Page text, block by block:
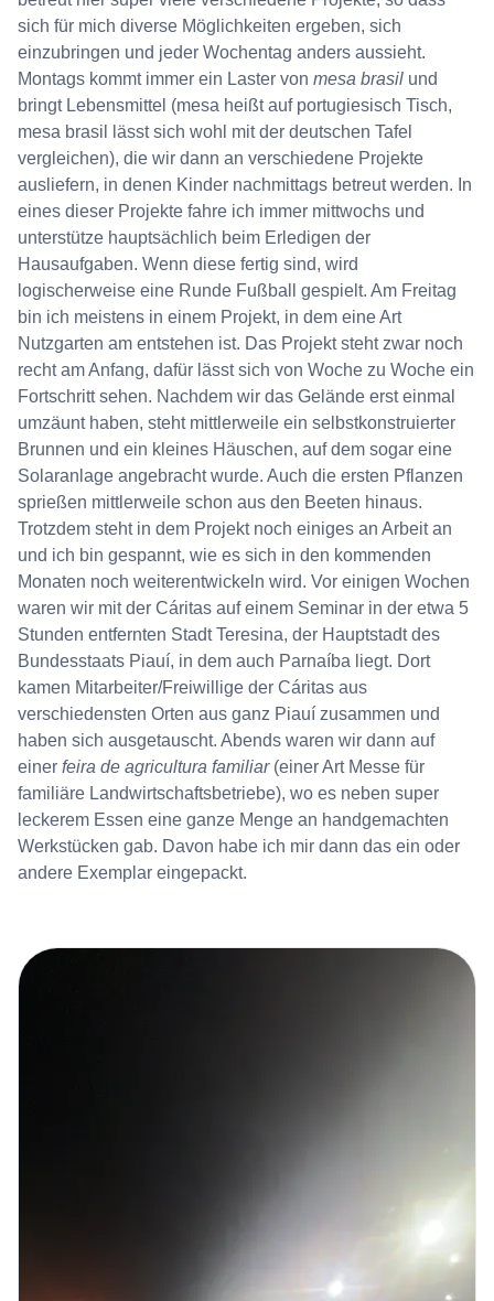
sich für mich diverse Möglichkeiten ergeben, sich
einzubringen und jeder Wochentag anders aussieht.
Montags kommt immer ein Laster von mesa brasil und
bringt Lebensmittel (mesa heißt auf portugiesisch Tisch,
mesa brasil lässt sich wohl mit der deutschen Tafel
vergleichen), die wir dann an verschiedene Projekte
ausliefern, in denen Kinder nachmittags betreut werden. In
eines dieser Projekte fahre ich immer mittwochs und
unterstütze hauptsächlich beim Erledigen der
Hausaufgaben. Wenn diese fertig sind, wird
logischerweise eine Runde Fußball gespielt. Am Freitag
bin ich meistens in einem Projekt, in dem eine Art
Nutzgarten am entstehen ist. Das Projekt steht zwar noch
recht am Anfang, dafür lässt sich von Woche zu Woche ein
Fortschritt sehen. Nachdem wir das Gelände erst einmal
umzäunt haben, steht mittlerweile ein selbstkonstruierter
Brunnen und ein kleines Häuschen, auf dem sogar eine
Solaranlage angebracht wurde. Auch die ersten Pflanzen
sprießen mittlerweile schon aus den Beeten hinaus.
Trotzdem steht in dem Projekt noch einiges an Arbeit an
und ich bin gespannt, wie es sich in den kommenden
Monaten noch weiterentwickeln wird. Vor einigen Wochen
waren wir mit der Cáritas auf einem Seminar in der etwa 5
Stunden entfernten Stadt Teresina, der Hauptstadt des
Bundesstaats Piauí, in dem auch Parnaíba liegt. Dort
kamen Mitarbeiter/Freiwillige der Cáritas aus
verschiedensten Orten aus ganz Piauí zusammen und
haben sich ausgetauscht. Abends waren wir dann auf
einer feira de agricultura familiar(einer Art Messe für
familiäre Landwirtschaftsbetriebe), wo es neben super
leckerem Essen eine ganze Menge an handgemachten
Werkstücken gab. Davon habe ich mir dann das ein oder
andere Exemplar eingepackt.